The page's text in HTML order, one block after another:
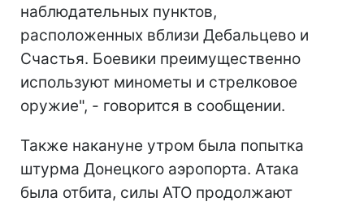
наблюдательных пунктов,
расположенных вблизи Дебальцево и
Счастья. Боевики преимущественно
используют минометы и стрелковое
оружие", - говорится в сообщении.
Также накануне утром была попытка
штурма Донецкого аэропорта. Атака
была отбита, силы АТО продолжают